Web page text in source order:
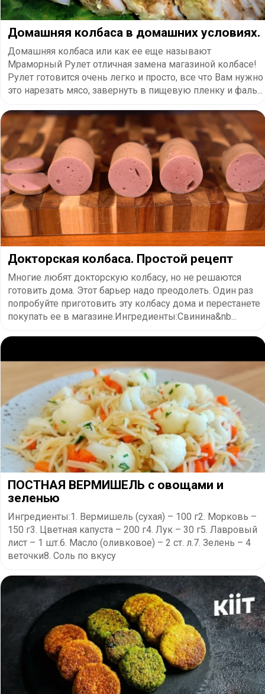
Домашняя колбаса в домашних условиях.
Домашняя колбаса или как ее еще называют
Мраморный Рулет отличная замена магазиной колбасе!
Рулет готовится очень легко и просто, все что Вам нужно
это нарезать мясо, завернуть в пищевую пленку и фаль...
Докторская колбаса. Простой рецепт
Многие любят докторскую колбасу, но не решаются
готовить дома. Этот барьер надо преодолеть. Один раз
попробуйте приготовить эту колбасу дома и перестанете
покупать ее в магазине.Ингредиенты:Свинина&nb...
ПОСТНАЯ ВЕРМИШЕЛЬ с овощами и
зеленью
Ингредиенты:1. Вермишель (сухая) – 100 г2. Морковь –
150 г3. Цветная капуста – 200 г4. Лук – 30 г5. Лавровый
лист – 1 шт.6. Масло (оливковое) – 2 ст. л.7. Зелень – 4
веточки8. Соль по вкусу